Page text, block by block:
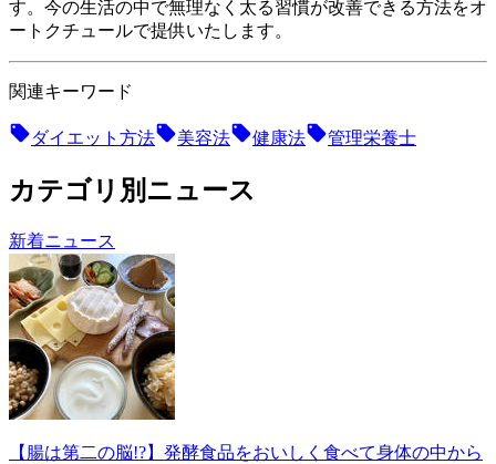
す。今の生活の中で無理なく太る習慣が改善できる方法をオ
ートクチュールで提供いたします。
関連キーワード
ダイエット方法 美容法 健康法 管理栄養士
カテゴリ別ニュース
新着ニュース
【腸は第二の脳!?】発酵食品をおいしく食べて身体の中から